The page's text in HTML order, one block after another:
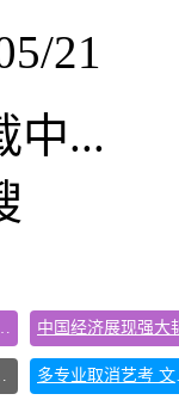
21
中...
得更加坚强有力
了15亿 多专